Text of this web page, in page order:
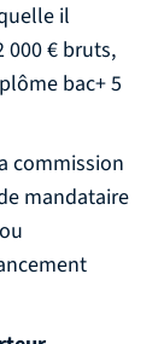
il
€ bruts,
bac+ 5
commission
mandataire